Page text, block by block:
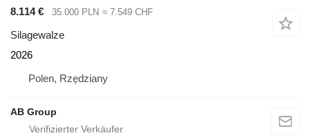
8.114 €
35.000 PLN ≈ 7.549 CHF
Silagewalze
2026
Polen, Rzędziany
AB Group